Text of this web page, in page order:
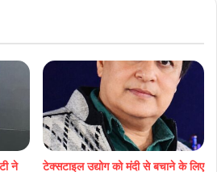
ने
टेक्सटाइल उद्योग को मंदी से बचाने के लिए